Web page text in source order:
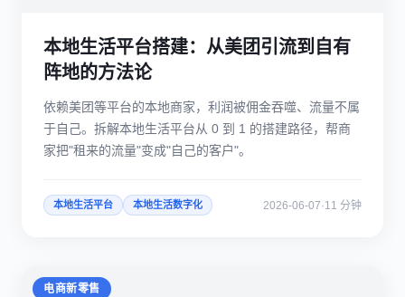
本地生活平台搭建：从美团引流到自有
阵地的方法论
依赖美团等平台的本地商家，利润被佣金吞噬、流量不属
于自己。拆解本地生活平台从 0 到 1 的搭建路径，帮商
家把"租来的流量"变成"自己的客户"。
本地生活平台 本地生活数字化 2026-06-07·11 分钟
电商新零售